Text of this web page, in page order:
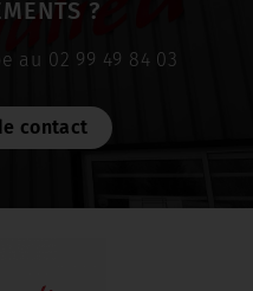
?
au 02 99 49 84 03
contact